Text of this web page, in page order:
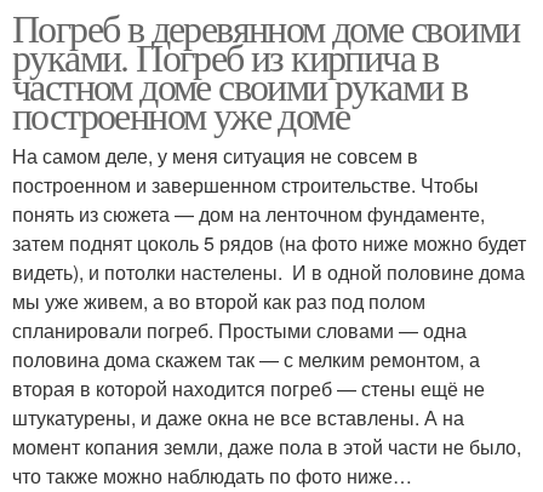
Погреб в деревянном доме своими
руками. Погреб из кирпича в
частном доме своими руками в
построенном уже доме
На самом деле, у меня ситуация не совсем в
построенном и завершенном строительстве. Чтобы
понять из сюжета — дом на ленточном фундаменте,
затем поднят цоколь 5 рядов (на фото ниже можно будет
видеть), и потолки настелены. И в одной половине дома
мы уже живем, а во второй как раз под полом
спланировали погреб. Простыми словами — одна
половина дома скажем так — с мелким ремонтом, а
вторая в которой находится погреб — стены ещё не
штукатурены, и даже окна не все вставлены. А на
момент копания земли, даже пола в этой части не было,
что также можно наблюдать по фото ниже…